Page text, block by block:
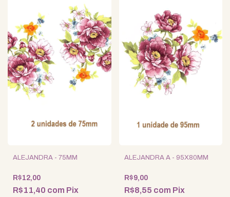
ALEJANDRA - 75MM
R$12,00
R$11,40 com Pix
ALEJANDRA A - 95X80MM
R$9,00
R$8,55 com Pix